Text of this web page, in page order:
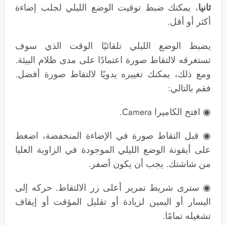
ثانيا، يمكنك ضبط توقيت الوضع الليلي لجلب إضاءة
أكثر أو أقل.
يضبط الوضع الليلي تلقائيًا الوقت الذي سوف
تستغرقه لالتقاط صورة اعتمادًا على مدى ظلام البيئة.
ومع ذلك، يمكنك تغييره يدويًا لالتقاط صورة أفضل.
فقم بالتالي:
◉ افتح الكاميرا Camera.
◉ قبل التقاط صورة في الإضاءة المنخفضة، اضغط
على أيقونة الوضع الليلي الموجودة في الزاوية العليا
من شاشتك. يجب أن يكون أصفر.
◉ سترى شريط تمرير أعلى زر الالتقاط. حركه إلى
اليسار أو اليمين لزيادة أو تقليل المؤقت أو إيقاف
تشغيله تمامًا.